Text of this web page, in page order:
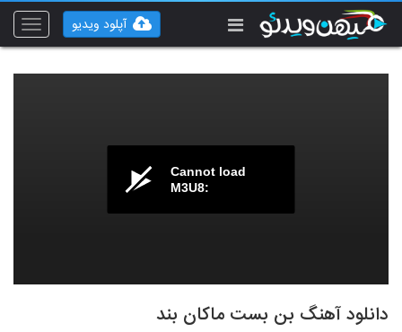
Toggle
آپلود ویدیو
Cannot load
M3U8:
دانلود آهنگ بن بست ماکان بند